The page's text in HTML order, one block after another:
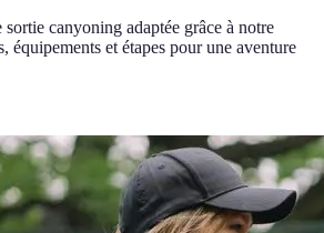
canyoning adaptée grâce à notre
équipements et étapes pour une aventure